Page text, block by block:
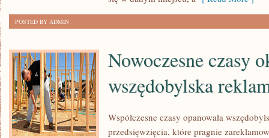
DUŻO
STRAPIEŃ
POSTED BY ADMIN
Nowoczesne czasy
wszędobylska
Współczesne czasy opanowała
przedsięwzięcia, które pragnie